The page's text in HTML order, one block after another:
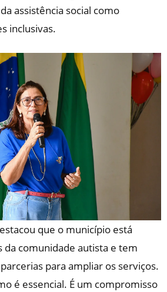
assistência social como
inclusivas.
que o município está
da comunidade autista e tem
para ampliar os serviços.
é essencial. É um compromisso